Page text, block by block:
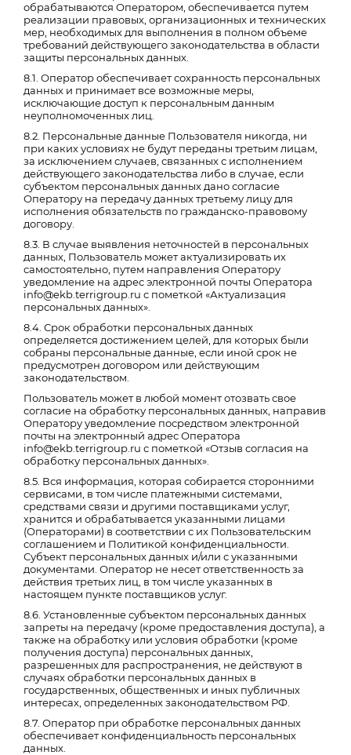
обрабатываются Оператором, обеспечивается путем
реализации правовых, организационных и технических
мер, необходимых для выполнения в полном объеме
требований действующего законодательства в области
защиты персональных данных.
8.1. Оператор обеспечивает сохранность персональных
данных и принимает все возможные меры,
исключающие доступ к персональным данным
неуполномоченных лиц.
8.2. Персональные данные Пользователя никогда, ни
при каких условиях не будут переданы третьим лицам,
за исключением случаев, связанных с исполнением
действующего законодательства либо в случае, если
субъектом персональных данных дано согласие
Оператору на передачу данных третьему лицу для
исполнения обязательств по гражданско-правовому
договору.
8.3. В случае выявления неточностей в персональных
данных, Пользователь может актуализировать их
самостоятельно, путем направления Оператору
уведомление на адрес электронной почты Оператора
info@ekb.terrigroup.ru с пометкой «Актуализация
персональных данных».
8.4. Срок обработки персональных данных
определяется достижением целей, для которых были
собраны персональные данные, если иной срок не
предусмотрен договором или действующим
законодательством.
Пользователь может в любой момент отозвать свое
согласие на обработку персональных данных, направив
Оператору уведомление посредством электронной
почты на электронный адрес Оператора
info@ekb.terrigroup.ru с пометкой «Отзыв согласия на
обработку персональных данных».
8.5. Вся информация, которая собирается сторонними
сервисами, в том числе платежными системами,
средствами связи и другими поставщиками услуг,
хранится и обрабатывается указанными лицами
(Операторами) в соответствии с их Пользовательским
соглашением и Политикой конфиденциальности.
Субъект персональных данных и/или с указанными
документами. Оператор не несет ответственность за
действия третьих лиц, в том числе указанных в
настоящем пункте поставщиков услуг.
8.6. Установленные субъектом персональных данных
запреты на передачу (кроме предоставления доступа), а
также на обработку или условия обработки (кроме
получения доступа) персональных данных,
разрешенных для распространения, не действуют в
случаях обработки персональных данных в
государственных, общественных и иных публичных
интересах, определенных законодательством РФ.
8.7. Оператор при обработке персональных данных
обеспечивает конфиденциальность персональных
данных.